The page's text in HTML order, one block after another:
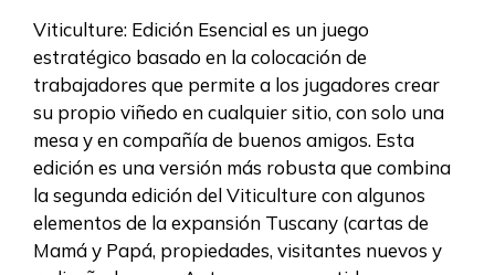
Viticulture: Edición Esencial es un juego
estratégico basado en la colocación de
trabajadores que permite a los jugadores crear
su propio viñedo en cualquier sitio, con solo una
mesa y en compañía de buenos amigos. Esta
edición es una versión más robusta que combina
la segunda edición del Viticulture con algunos
elementos de la expansión Tuscany (cartas de
Mamá y Papá, propiedades, visitantes nuevos y